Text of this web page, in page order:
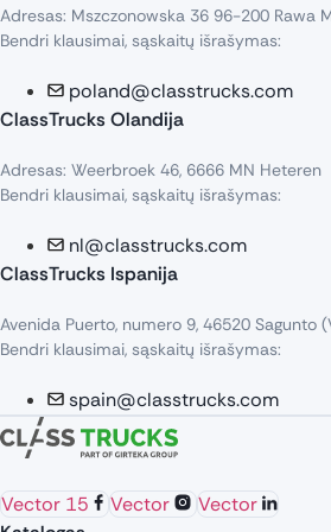
Adresas: Mszczonowska 36 96-200 Rawa
Bendri klausimai, sąskaitų išrašymas:
poland@classtrucks.com
ClassTrucks Olandija​
Adresas: Weerbroek 46, 6666 MN Heteren
Bendri klausimai, sąskaitų išrašymas:
nl@classtrucks.com
ClassTrucks Ispanija
Avenida Puerto, numero 9, 46520 Sagunto
Bendri klausimai, sąskaitų išrašymas:
spain@classtrucks.com
Vector 15 Vector
Vector